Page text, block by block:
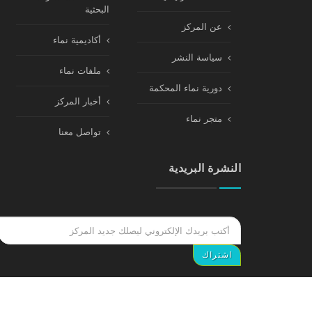
عن المركز
سياسة النشر
دورية نماء المحكمة
متجر نماء
البحثية
أكاديمية نماء
ملفات نماء
أخبار المركز
تواصل معنا
النشرة البريدية